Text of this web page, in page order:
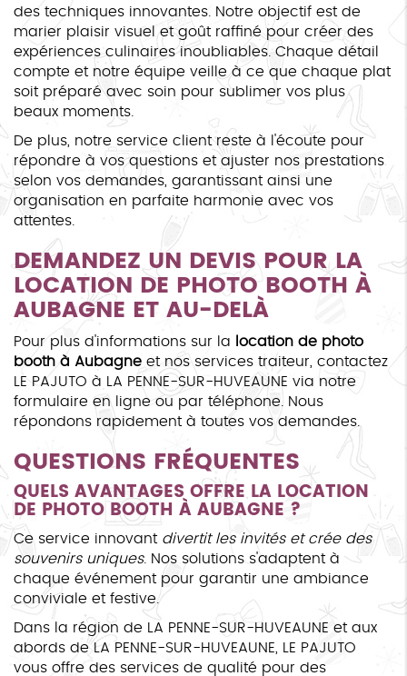
des techniques innovantes. Notre objectif est de
marier plaisir visuel et goût raffiné pour créer des
expériences culinaires inoubliables. Chaque détail
compte et notre équipe veille à ce que chaque plat
soit préparé avec soin pour sublimer vos plus
beaux moments.
De plus, notre service client reste à l'écoute pour
répondre à vos questions et ajuster nos prestations
selon vos demandes, garantissant ainsi une
organisation en parfaite harmonie avec vos
attentes.
DEMANDEZ UN DEVIS POUR LA
LOCATION DE PHOTO BOOTH À
AUBAGNE ET AU-DELÀ
Pour plus d'informations sur la
location de photo
booth à Aubagne et nos services traiteur, contactez
LE PAJUTO à LA PENNE-SUR-HUVEAUNE via notre
formulaire en ligne ou par téléphone. Nous
répondons rapidement à toutes vos demandes.
QUESTIONS FRÉQUENTES
QUELS AVANTAGES OFFRE LA LOCATION
DE PHOTO BOOTH À AUBAGNE ?
Ce service innovant divertit les invités et crée des
souvenirs uniques. Nos solutions s'adaptent à
chaque événement pour garantir une ambiance
conviviale et festive.
Dans la région de LA PENNE-SUR-HUVEAUNE et aux
abords de LA PENNE-SUR-HUVEAUNE, LE PAJUTO
vous offre des services de qualité pour des